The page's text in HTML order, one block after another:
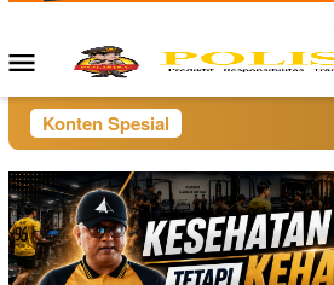
Menu
Mobile
Konten Spesial